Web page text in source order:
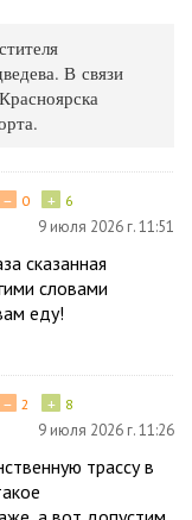
В связи
+ 6
− 0
9 июля 2026 г. 11:51
сказанная
словами
еду!
+ 8
− 2
9 июля 2026 г. 11:26
трассу в